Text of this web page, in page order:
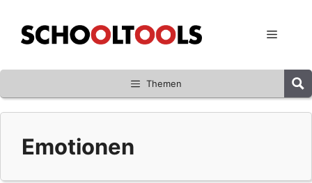
Inhalt
springen
Menü
Themen
Emotionen